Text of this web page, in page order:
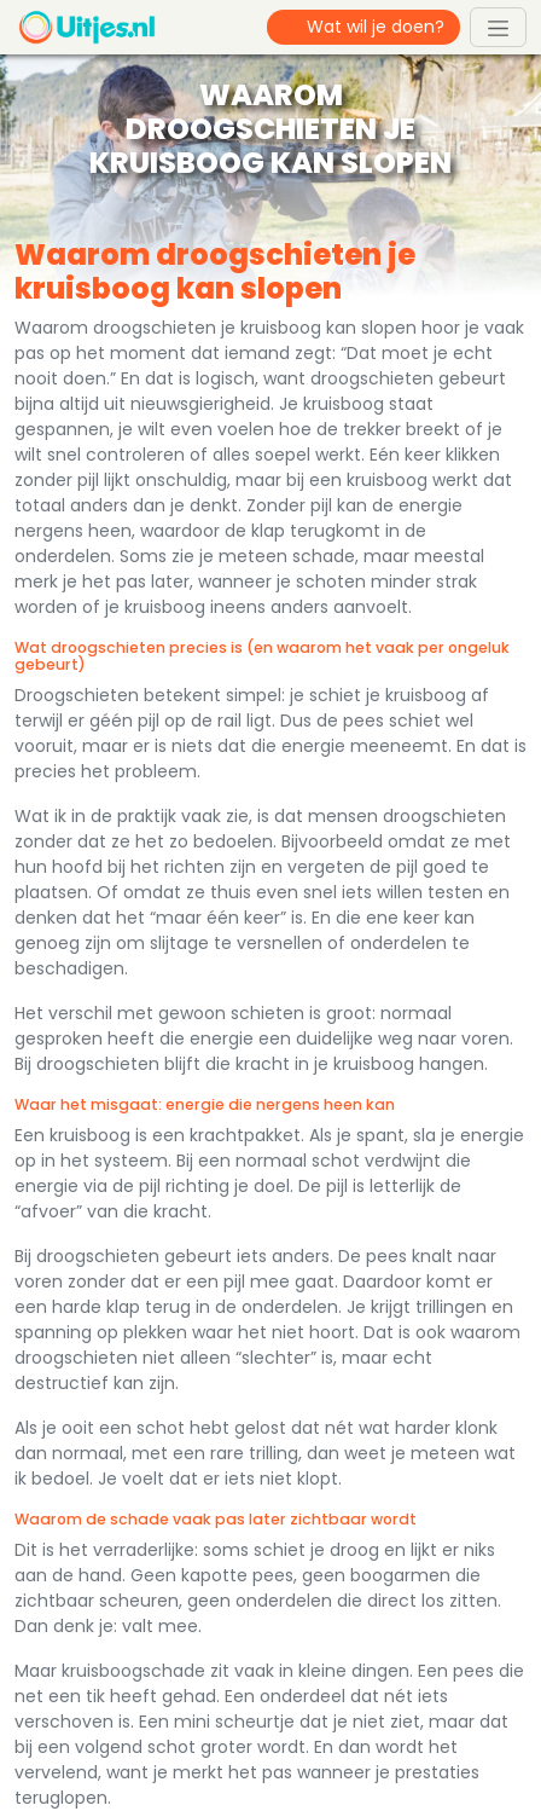
WAAROM
DROOGSCHIETEN JE
KRUISBOOG KAN SLOPEN
Waarom droogschieten je
kruisboog kan slopen
Waarom droogschieten je kruisboog kan slopen hoor je vaak
pas op het moment dat iemand zegt: “Dat moet je echt
nooit doen.” En dat is logisch, want droogschieten gebeurt
bijna altijd uit nieuwsgierigheid. Je kruisboog staat
gespannen, je wilt even voelen hoe de trekker breekt of je
wilt snel controleren of alles soepel werkt. Eén keer klikken
zonder pijl lijkt onschuldig, maar bij een kruisboog werkt dat
totaal anders dan je denkt. Zonder pijl kan de energie
nergens heen, waardoor de klap terugkomt in de
onderdelen. Soms zie je meteen schade, maar meestal
merk je het pas later, wanneer je schoten minder strak
worden of je kruisboog ineens anders aanvoelt.
Wat droogschieten precies is (en waarom het vaak per ongeluk
gebeurt)
Droogschieten betekent simpel: je schiet je kruisboog af
terwijl er géén pijl op de rail ligt. Dus de pees schiet wel
vooruit, maar er is niets dat die energie meeneemt. En dat is
precies het probleem.
Wat ik in de praktijk vaak zie, is dat mensen droogschieten
zonder dat ze het zo bedoelen. Bijvoorbeeld omdat ze met
hun hoofd bij het richten zijn en vergeten de pijl goed te
plaatsen. Of omdat ze thuis even snel iets willen testen en
denken dat het “maar één keer” is. En die ene keer kan
genoeg zijn om slijtage te versnellen of onderdelen te
beschadigen.
Het verschil met gewoon schieten is groot: normaal
gesproken heeft die energie een duidelijke weg naar voren.
Bij droogschieten blijft die kracht in je kruisboog hangen.
Waar het misgaat: energie die nergens heen kan
Een kruisboog is een krachtpakket. Als je spant, sla je energie
op in het systeem. Bij een normaal schot verdwijnt die
energie via de pijl richting je doel. De pijl is letterlijk de
“afvoer” van die kracht.
Bij droogschieten gebeurt iets anders. De pees knalt naar
voren zonder dat er een pijl mee gaat. Daardoor komt er
een harde klap terug in de onderdelen. Je krijgt trillingen en
spanning op plekken waar het niet hoort. Dat is ook waarom
droogschieten niet alleen “slechter” is, maar echt
destructief kan zijn.
Als je ooit een schot hebt gelost dat nét wat harder klonk
dan normaal, met een rare trilling, dan weet je meteen wat
ik bedoel. Je voelt dat er iets niet klopt.
Waarom de schade vaak pas later zichtbaar wordt
Dit is het verraderlijke: soms schiet je droog en lijkt er niks
aan de hand. Geen kapotte pees, geen boogarmen die
zichtbaar scheuren, geen onderdelen die direct los zitten.
Dan denk je: valt mee.
Maar kruisboogschade zit vaak in kleine dingen. Een pees die
net een tik heeft gehad. Een onderdeel dat nét iets
verschoven is. Een mini scheurtje dat je niet ziet, maar dat
bij een volgend schot groter wordt. En dan wordt het
vervelend, want je merkt het pas wanneer je prestaties
teruglopen.